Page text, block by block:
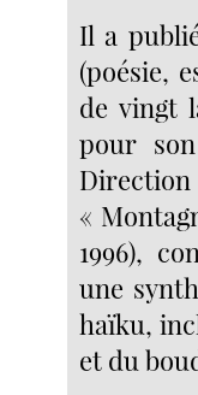
Il a
(poésie,
de vingt
pour
«
1996),
une
haïku,
et du